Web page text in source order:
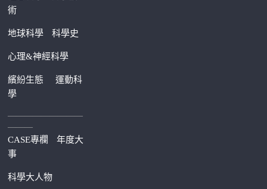
術
地球科學 科學史
心理&神經科學
繽紛生態運動科
學
—————————
———
CASE專欄
年度大
事
科學大人物